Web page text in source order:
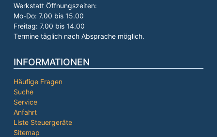
Werkstatt Öffnungszeiten:
Mo-Do: 7.00 bis 15.00
Freitag: 7.00 bis 14.00
Termine täglich nach Absprache möglich.
INFORMATIONEN
Häufige Fragen
Suche
Service
Anfahrt
Liste Steuergeräte
Sitemap